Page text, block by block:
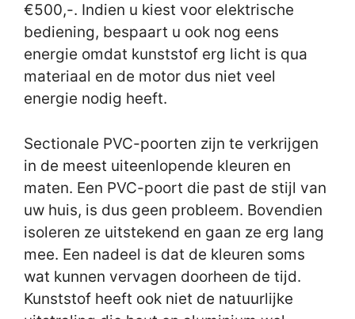
€500,-. Indien u kiest voor elektrische
bediening, bespaart u ook nog eens
energie omdat kunststof erg licht is qua
materiaal en de motor dus niet veel
energie nodig heeft.
Sectionale PVC-poorten zijn te verkrijgen
in de meest uiteenlopende kleuren en
maten. Een PVC-poort die past de stijl van
uw huis, is dus geen probleem. Bovendien
isoleren ze uitstekend en gaan ze erg lang
mee. Een nadeel is dat de kleuren soms
wat kunnen vervagen doorheen de tijd.
Kunststof heeft ook niet de natuurlijke